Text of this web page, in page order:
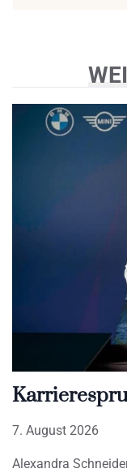
7. August 2026
Alexandra